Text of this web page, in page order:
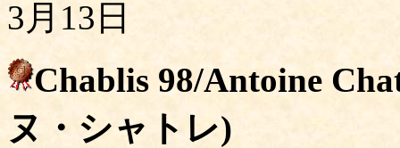
3月13日
Chablis 98/Antoine
ヌ・シャトレ)